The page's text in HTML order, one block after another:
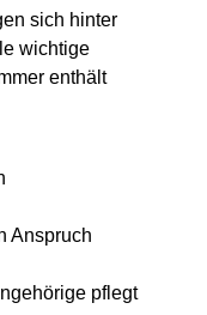
sich hinter
wichtige
enthält
Anspruch
pflegt